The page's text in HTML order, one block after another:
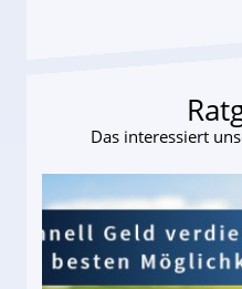
Das interessiert